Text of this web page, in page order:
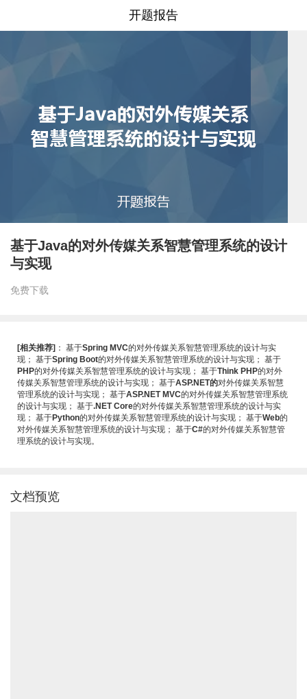
开题报告
基于Java的对外传媒关系智慧管理系统的设计
与实现
免费下载
[相关推荐] ： 基于Spring MVC的对外传媒关系智慧管理系统的设计与实
现 ； 基于Spring Boot的对外传媒关系智慧管理系统的设计与实现 ； 基于
PHP的对外传媒关系智慧管理系统的设计与实现 ； 基于Think PHP的对外
传媒关系智慧管理系统的设计与实现 ； 基于ASP.NET的对外传媒关系智慧
管理系统的设计与实现 ； 基于ASP.NET MVC的对外传媒关系智慧管理系统
的设计与实现 ； 基于.NET Core的对外传媒关系智慧管理系统的设计与实
现 ； 基于Python的对外传媒关系智慧管理系统的设计与实现 ； 基于Web的
对外传媒关系智慧管理系统的设计与实现 ； 基于C#的对外传媒关系智慧管
理系统的设计与实现。
文档预览